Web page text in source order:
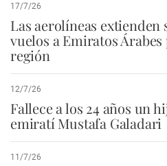
17/7/26
Las aerolíneas extienden
vuelos a Emiratos
región
12/7/26
Fallece a los 24 años un
emiratí Mustafa Galadari
11/7/26